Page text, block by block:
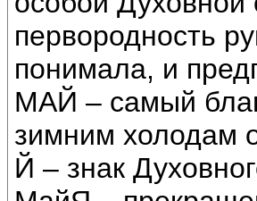
первородность
понимала, и
МАЙ – самый
зимним холодам
Й – знак